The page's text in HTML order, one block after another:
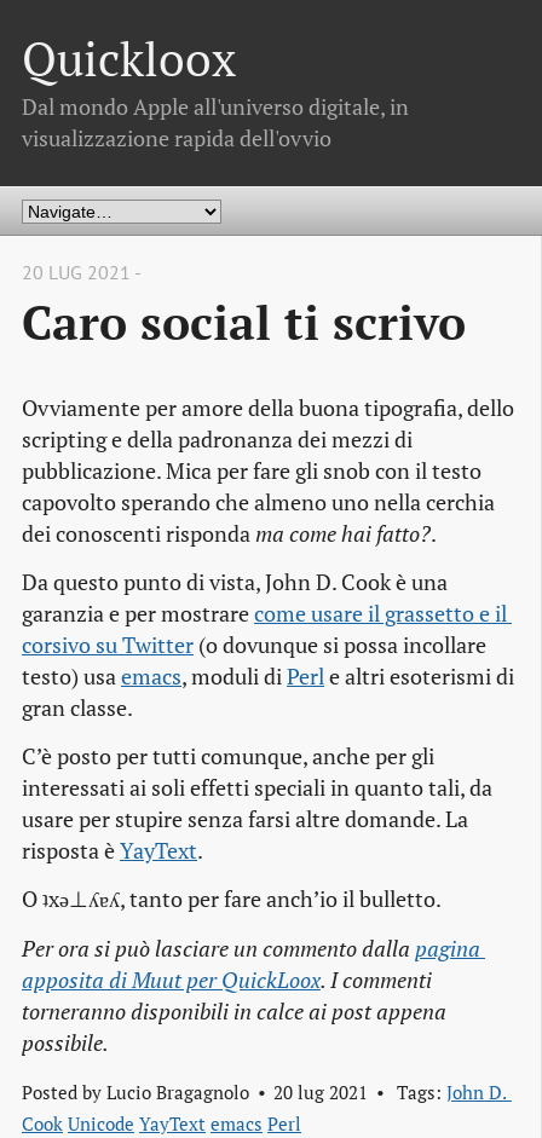
Quickloox
Dal mondo Apple all'universo digitale, in
visualizzazione rapida dell'ovvio
20 LUG 2021 -
Caro social ti scrivo
Ovviamente per amore della buona tipografia, dello
scripting e della padronanza dei mezzi di
pubblicazione. Mica per fare gli snob con il testo
capovolto sperando che almeno uno nella cerchia
dei conoscenti rispondama come hai fatto?.
Da questo punto di vista, John D. Cook è una
garanzia e per mostrarecome usare il grassetto e il
corsivo su Twitter (o dovunque si possa incollare
testo) usaemacs, moduli diPerle altri esoterismi di
gran classe.
C’è posto per tutti comunque, anche per gli
interessati ai soli effetti speciali in quanto tali, da
usare per stupire senza farsi altre domande. La
risposta èYayText.
O ʇxǝ⊥ʎɐʎ, tanto per fare anch’io il bulletto.
Per ora si può lasciare un commento dalla pagina
apposita di Muut per QuickLoox. I commenti
torneranno disponibili in calce ai post appena
possibile.
Posted by Lucio Bragagnolo 20 lug 2021 Tags: John D.
Cook Unicode YayText emacs Perl